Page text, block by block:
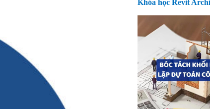
Khóa học Revit